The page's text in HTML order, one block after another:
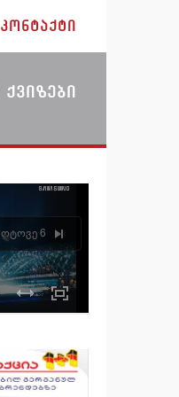
ᲙᲝᲜᲢᲐᲥᲢᲘ
ᲥᲕᲘᲖᲔᲑᲘ